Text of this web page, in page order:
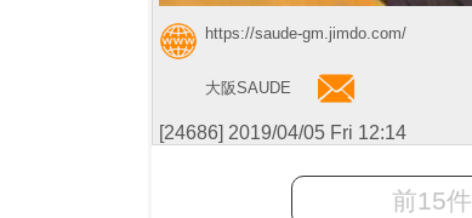
https://saude-gm.jimdo.com/
大阪SAUDE
[24686] 2019/04/05 Fri 12:14
前15件